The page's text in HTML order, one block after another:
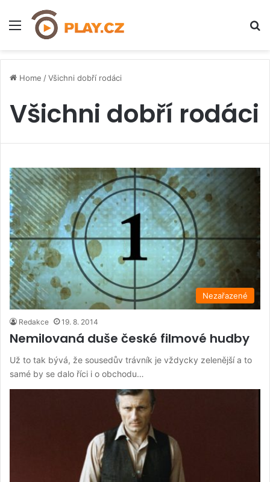
Menu
Home /Všichni dobří rodáci
Všichni dobří rodáci
Nezařazené
Redakce 19. 8. 2014
Nemilovaná duše české filmové hudby
Už to tak bývá, že sousedův trávník je vždycky zelenější a to
samé by se dalo říci i o obchodu…